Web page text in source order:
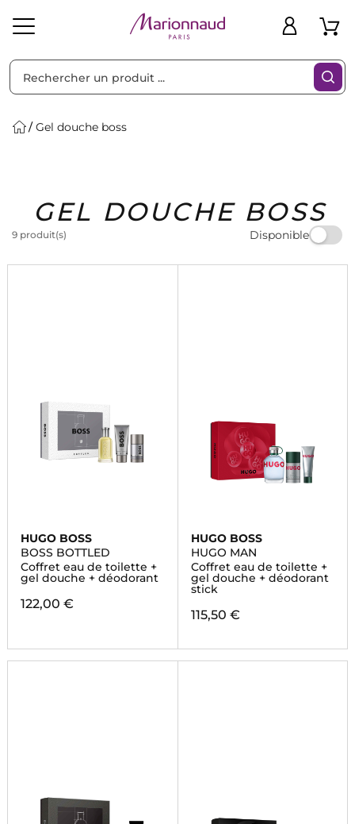
Solaire Homme Marques Idées
Cadeaux
Bons
Plans
Gel douche boss
GEL DOUCHE BOSS
9 produit(s) Disponible
Filtres
HUGO BOSS
BOSS BOTTLED
Coffret eau de toilette +
gel douche + déodorant
122,00 €
HUGO BOSS
HUGO MAN
Coffret eau de toilette +
gel douche + déodorant
stick
115,50 €